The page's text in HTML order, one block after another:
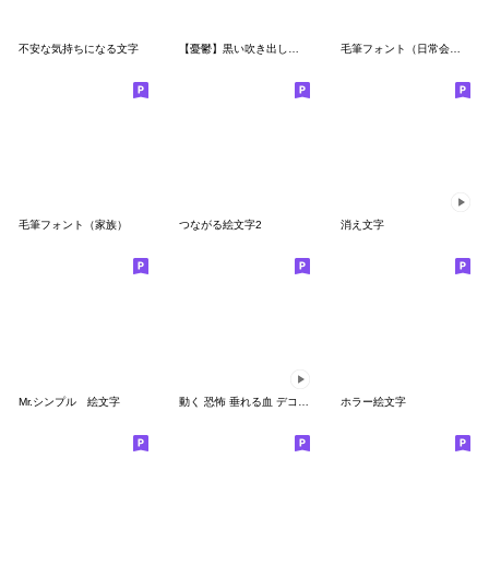
不安な気持ちになる文字 毛筆フォント（日常会話）
毛筆フォント（家族） つながる絵文字2 消え文字
Mr.シンプル 絵文字 ホラー絵文字